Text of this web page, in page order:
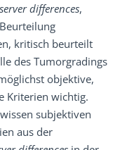
differences,
kritisch beurteilt
des Tumorgradings
objektive,
Kriterien wichtig.
subjektiven
aus der